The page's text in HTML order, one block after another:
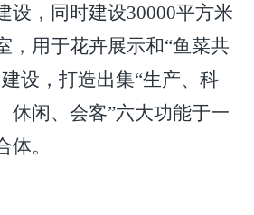
设，同时建设30000平方米
，用于花卉展示和“鱼菜共
设，打造出集“生产、科
休闲、会客”六大功能于一
。